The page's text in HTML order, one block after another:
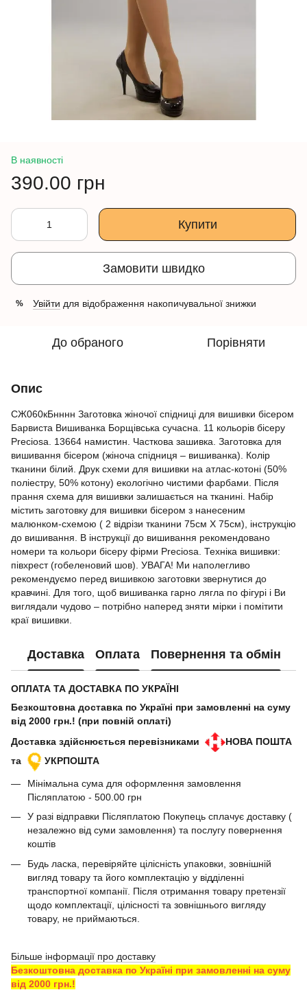
В наявності
390.00 грн
Купити
Замовити швидко
% Увійти для відображення накопичувальної знижки
До обраного Порівняти
Опис
СЖ060кБнннн Заготовка жіночої спідниці для вишивки бісером
Барвиста Вишиванка Борщівська сучасна. 11 кольорів бісеру
Preciosa. 13664 намистин. Часткова зашивка. Заготовка для
вишивання бісером (жіноча спідниця – вишиванка). Колір
тканини білий. Друк схеми для вишивки на атлас-котоні (50%
поліестру, 50% котону) екологічно чистими фарбами. Після
прання схема для вишивки залишається на тканині. Набір
містить заготовку для вишивки бісером з нанесеним
малюнком-схемою ( 2 відрізи тканини 75cм Х 75cм), інструкцію
до вишивання. В інструкції до вишивання рекомендовано
номери та кольори бісеру фірми Preciosa. Техніка вишивки:
півхрест (гобеленовий шов). УВАГА! Ми наполегливо
рекомендуємо перед вишивкою заготовки звернутися до
кравчині. Для того, щоб вишиванка гарно лягла по фігурі і Ви
виглядали чудово – потрібно наперед зняти мірки і помітити
краї вишивки.
Доставка Оплата Повернення та обмін
ОПЛАТА ТА ДОСТАВКА ПО УКРАЇНІ
Безкоштовна доставка по Україні при замовленні на суму
від 2000 грн.! (при повній оплаті)
Доставка здійснюється перевізниками
НОВА ПОШТА
та
УКРПОШТА
Мінімальна сума для оформлення замовлення
Післяплатою - 500.00 грн
У разі відправки Післяплатою Покупець сплачує доставку (
незалежно від суми замовлення) та послугу повернення
коштів
Будь ласка, перевіряйте цілісність упаковки, зовнішній
вигляд товару та його комплектацію у відділенні
транспортної компанії. Після отримання товару претензії
щодо комплектації, цілісності та зовнішнього вигляду
товару, не приймаються.
Більше інформації про доставку
Безкоштовна доставка по Україні при замовленні на суму
від 2000 грн.!